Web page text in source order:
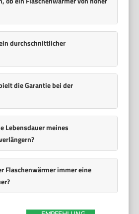
durchschnittlicher
die Garantie bei der
Lebensdauer meines
Flaschenwärmer immer eine